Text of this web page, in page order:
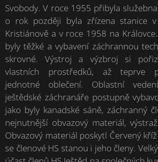
Svobody. V roce 1955 přibyla
o rok později byla zřízena stanice
Kristiánově a v roce 1958 na
byly těžké a vybavení záchrannou
skrovné. Výstroj a výzbroj si
vlastních prostředků, až teprve
jednotné oblečení. Oblastní
ještědské záchranáře postupně
jako byly kanadské sáně, záchranný
nejnutnější obvazový materiál,
Obvazový materiál poskytl Červený
se členové HS stanou i jeho členy.